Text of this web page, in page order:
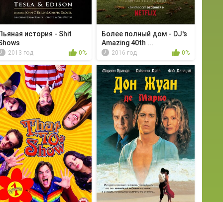
история - Shit
2013 год 0%
Более полный дом - DJ's
Amazing 40th ...
2016 год 0%